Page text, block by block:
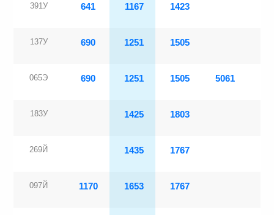
391У 641 1167 1423
137У 690 1251 1505
065Э 690 1251 1505 5061
183У 1425 1803
269Й 1435 1767
097Й 1170 1653 1767